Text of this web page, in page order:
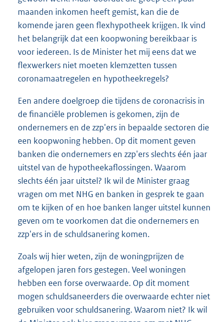
maanden inkomen heeft gemist, kan die de
komende jaren geen flexhypotheek krijgen. Ik vind
het belangrijk dat een koopwoning bereikbaar is
voor iedereen. Is de Minister het mij eens dat we
flexwerkers niet moeten klemzetten tussen
coronamaatregelen en hypotheekregels?
Een andere doelgroep die tijdens de coronacrisis in
de financiële problemen is gekomen, zijn de
ondernemers en de zzp'ers in bepaalde sectoren die
een koopwoning hebben. Op dit moment geven
banken die ondernemers en zzp'ers slechts één jaar
uitstel van de hypotheekaflossingen. Waarom
slechts één jaar uitstel? Ik wil de Minister graag
vragen om met NHG en banken in gesprek te gaan
om te kijken of en hoe banken langer uitstel kunnen
geven om te voorkomen dat die ondernemers en
zzp'ers in de schuldsanering komen.
Zoals wij hier weten, zijn de woningprijzen de
afgelopen jaren fors gestegen. Veel woningen
hebben een forse overwaarde. Op dit moment
mogen schuldsaneerders die overwaarde echter niet
gebruiken voor schuldsanering. Waarom niet? Ik wil